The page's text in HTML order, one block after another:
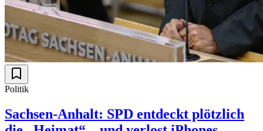
Politik
Sachsen-Anhalt: SPD entdeckt plötzlich